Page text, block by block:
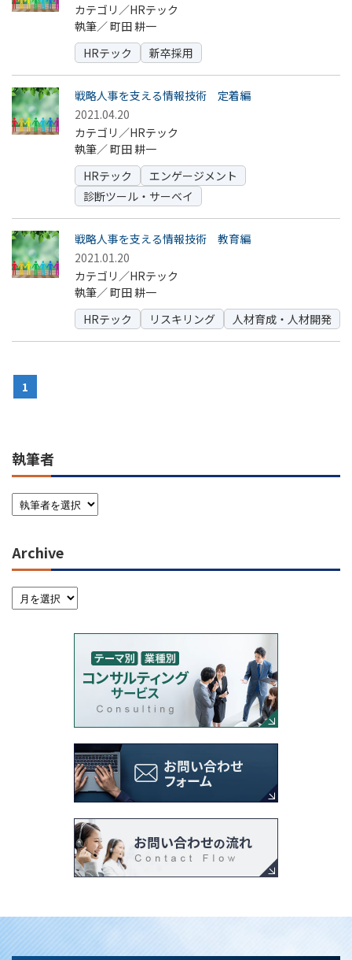
カテゴリ／HRテック
執筆／町田 耕一
HRテック
新卒採用
戦略人事を支える情報技術 定着編
2021.04.20
カテゴリ／HRテック
執筆／町田 耕一
HRテック
エンゲージメント
診断ツール・サーベイ
戦略人事を支える情報技術 教育編
2021.01.20
カテゴリ／HRテック
執筆／町田 耕一
HRテック
リスキリング 人材育成・人材開発
1
執筆者
Archive